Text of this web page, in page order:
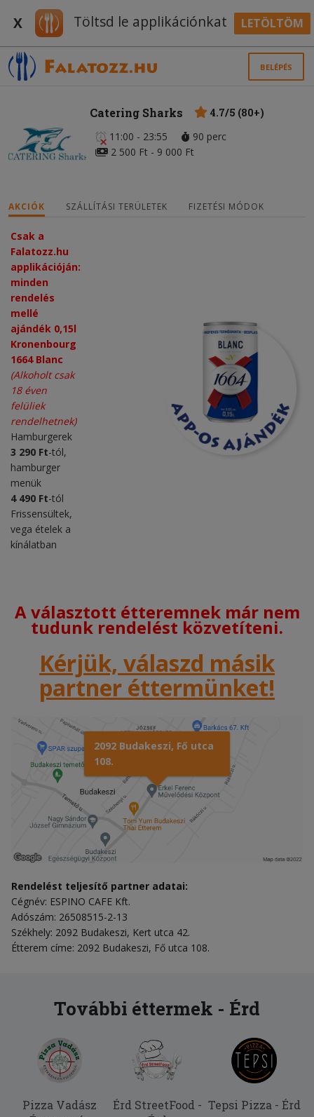
X Töltsd le applikációnkat LETÖLTÖM
BELÉPÉS
Catering Sharks
4.7/5 (80+)
11:00 - 23:55
90 perc
2 500 Ft - 9 000 Ft
AKCIÓK SZÁLLÍTÁSI TERÜLETEK FIZETÉSI MÓDOK
Csak a
Falatozz.hu
applikációján:
minden
rendelés
mellé
ajándék 0,15l
Kronenbourg
1664 Blanc
(Alkoholt csak
18 éven
felüliek
rendelhetnek)
Hamburgerek
3 290 Ft-tól,
hamburger
menük
4 490 Ft-tól
Frissensültek,
vega ételek a
kínálatban
A választott étteremnek már nem
tudunk rendelést közvetíteni.
Kérjük, válaszd másik
partner éttermünket!
2092 Budakeszi, Fő utca
108.
Rendelést teljesítő partner adatai:
Cégnév: ESPINO CAFE Kft.
Adószám: 26508515-2-13
Székhely: 2092 Budakeszi, Kert utca 42.
Étterem címe: 2092 Budakeszi, Fő utca 108.
További éttermek - Érd
Pizza Vadász
Érd StreetFood - Tepsi Pizza - Érd